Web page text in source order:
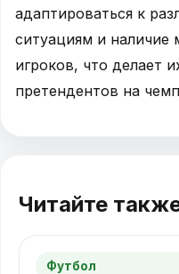
адаптироваться к
ситуациям и наличие
игроков, что делает
претендентов на
Читайте
Футбол